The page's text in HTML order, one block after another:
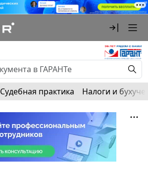
Судебная практика Налоги и